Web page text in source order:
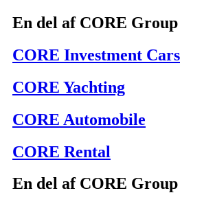
En del af CORE Group
CORE Investment Cars
CORE Yachting
CORE Automobile
CORE Rental
En del af CORE Group